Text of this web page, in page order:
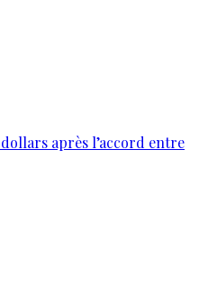
après l’accord entre